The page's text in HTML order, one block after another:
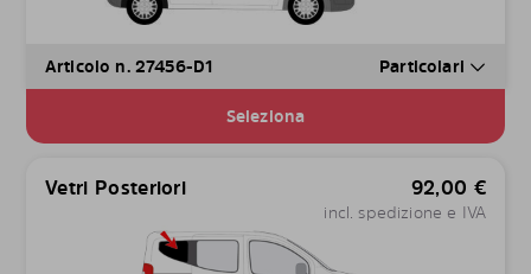
Articolo n. 27456-D1 Particolari
Seleziona
Vetri Posteriori 92,00 €
incl. spedizione e IVA